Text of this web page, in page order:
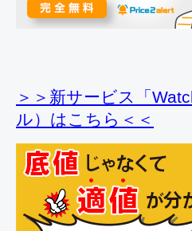
＞＞新サービス「
ル）はこちら＜＜